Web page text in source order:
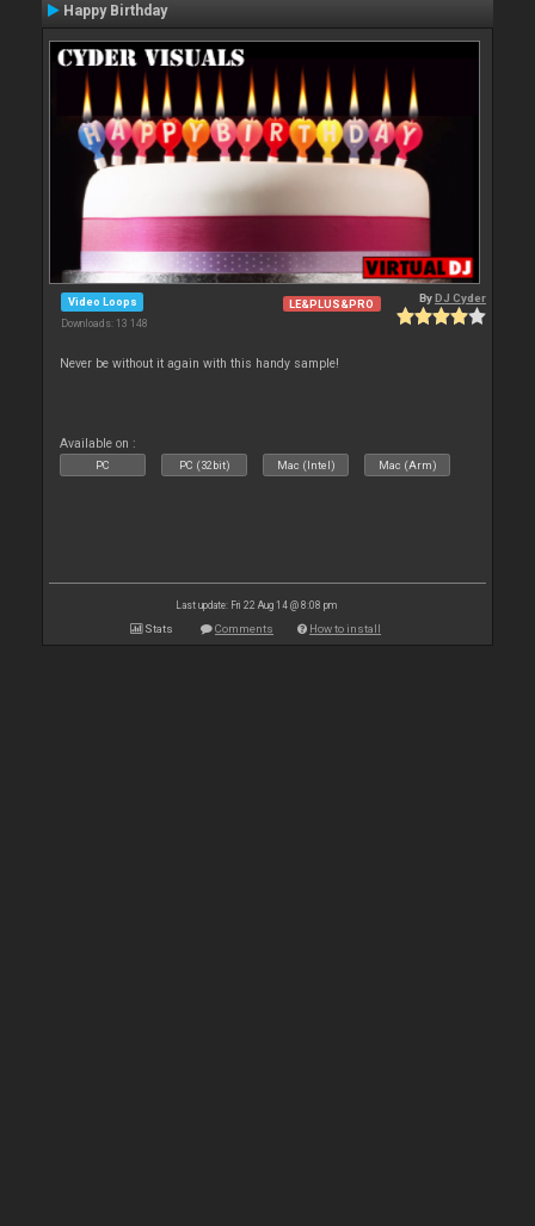
Happy Birthday
Video Loops
Downloads: 13 148
LE&PLUS&PRO ByDJ Cyder
Never be without it again with this handy sample!
Available on :
PC PC (32bit) Mac (Intel) Mac (Arm)
Last update: Fri 22 Aug 14 @ 8:08 pm
Stats Comments How to install